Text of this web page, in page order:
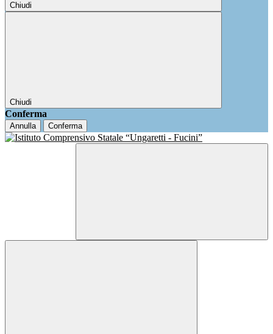
Chiudi
Chiudi
Conferma
Annulla Conferma